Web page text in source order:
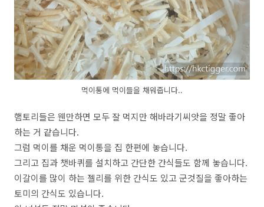
먹이통에 먹이들을 채워줍니다..
햄토리들은 웬만하면 모두 잘 먹지만 해바라기씨앗을 정말 좋아
하는 거 같습니다.
그럼 먹이를 채운 먹이통을 집 한편에 놓습니다.
그리고 집과 챗바퀴를 설치하고 간단한 간식들도 함께 놓습니다.
이갈이를 많이 하는 젤리를 위한 간식도 있고 군것질을 좋아하는
토미의 간식도 있습니다.